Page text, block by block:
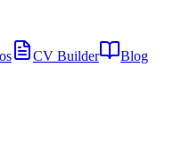
CV Builder Blog